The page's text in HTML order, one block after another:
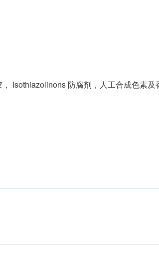
Isothiazolinons 防腐剂，人工合成色素及